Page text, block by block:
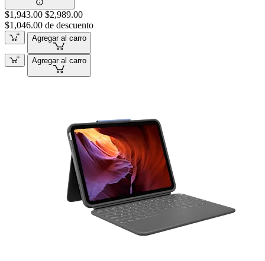
$1,943.00 $2,989.00
$1,046.00 de descuento
Agregar al carro
Agregar al carro